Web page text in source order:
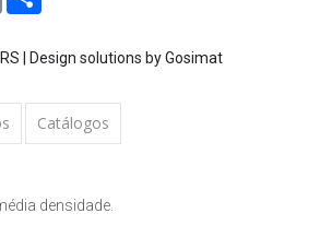
Catálogos
densidade.